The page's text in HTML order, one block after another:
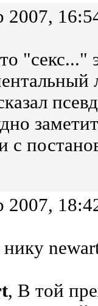
2007,
"секс..."
с
2007,
нику
, В той